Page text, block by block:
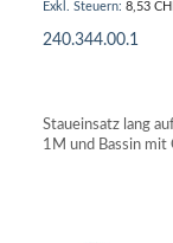
8,53
240.344.00.1
Staueinsatz lang
1M und Bassin mit